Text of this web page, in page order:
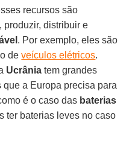
recursos são
produzir, distribuir e
. Por exemplo, eles são
deveículos elétricos.
Ucrânia tem grandes
a Europa precisa para
é o caso das baterias
ter baterias leves no caso